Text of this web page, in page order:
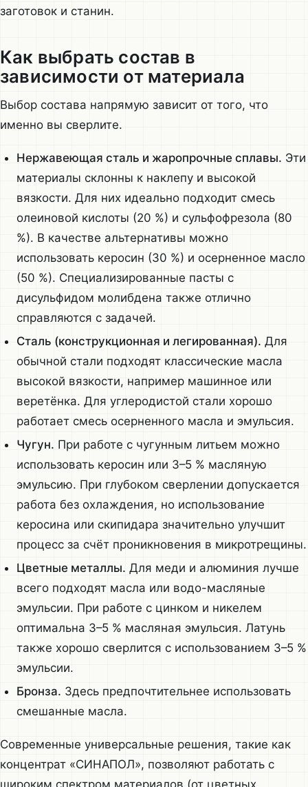
заготовок и станин.
Как выбрать состав в
зависимости от материала
Выбор состава напрямую зависит от того, что
именно вы сверлите.
Нержавеющая сталь и жаропрочные сплавы. Эти
материалы склонны к наклепу и высокой
вязкости. Для них идеально подходит смесь
олеиновой кислоты (20 %) и сульфофрезола (80
%). В качестве альтернативы можно
использовать керосин (30 %) и осерненное масло
(50 %). Специализированные пасты с
дисульфидом молибдена также отлично
справляются с задачей.
Сталь (конструкционная и легированная). Для
обычной стали подходят классические масла
высокой вязкости, например машинное или
веретёнка. Для углеродистой стали хорошо
работает смесь осерненного масла и эмульсия.
Чугун. При работе с чугунным литьем можно
использовать керосин или 3–5 % масляную
эмульсию. При глубоком сверлении допускается
работа без охлаждения, но использование
керосина или скипидара значительно улучшит
процесс за счёт проникновения в микротрещины.
Цветные металлы. Для меди и алюминия лучше
всего подходят масла или водо-масляные
эмульсии. При работе с цинком и никелем
оптимальна 3–5 % масляная эмульсия. Латунь
также хорошо сверлится с использованием 3–5 %
эмульсии.
Бронза. Здесь предпочтительнее использовать
смешанные масла.
Современные универсальные решения, такие как
концентрат «СИНАПОЛ», позволяют работать с
широким спектром материалов (от цветных